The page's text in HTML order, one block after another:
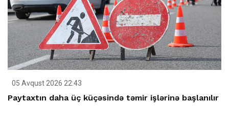
05 Avqust 2026 22:43
Paytaxtın daha üç küçəsində təmir işlərinə başlanılır